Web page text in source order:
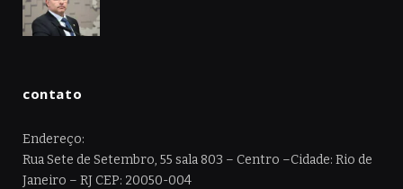
contato
Endereço:
Rua Sete de Setembro, 55 sala 803 – Centro –Cidade: Rio de
Janeiro – RJ CEP: 20050-004